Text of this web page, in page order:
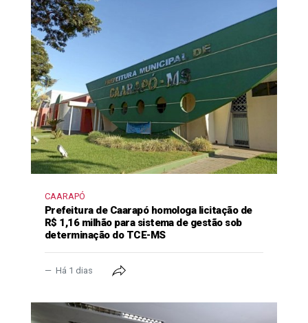
CAARAPÓ
Prefeitura de Caarapó homologa licitação de
R$ 1,16 milhão para sistema de gestão sob
determinação do TCE-MS
Há 1 dias